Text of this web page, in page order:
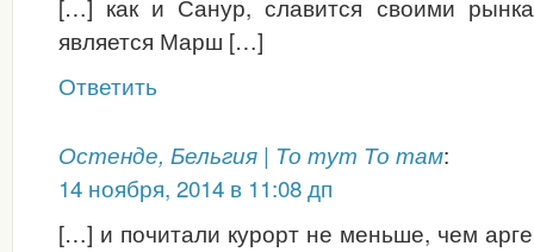
[…] как и Санур, славится своими
является Марш […]
Ответить
Остенде, Бельгия | То тут То там:
14 ноября, 2014 в 11:08 дп
[…] и почитали курорт не меньше, чем